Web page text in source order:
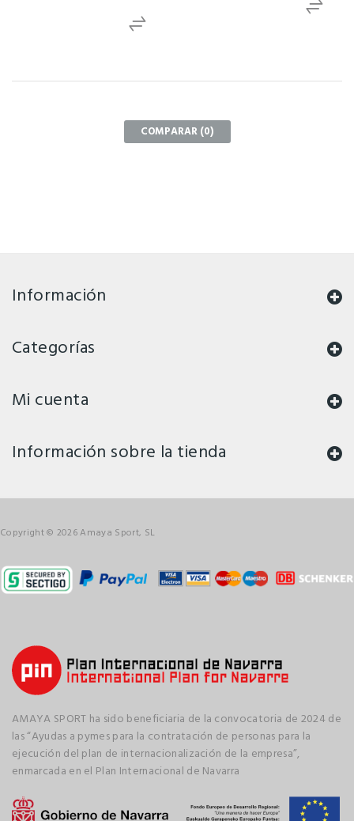
COMPARAR (0)
Información
Categorías
Mi cuenta
Información sobre la tienda
Copyright © 2026 Amaya Sport, SL
AMAYA SPORT ha sido beneficiaria de la convocatoria de 2024 de
las “Ayudas a pymes para la contratación de personas para la
ejecución del plan de internacionalización de la empresa”,
enmarcada en el Plan Internacional de Navarra